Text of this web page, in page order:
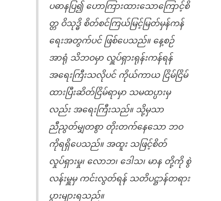
ပဓာနပြ၍ ဟောကြားထားသောကြောင့်စိ
တ္တ ဝိသုဒ္ဓိ စိတ်စင်ကြယ်မြင့်မြတ်မှန်ကန်
ရေးအတွက်ပင် ဖြစ်ပေသည်။ နေ့စဉ်
အာရုံ သိဘဝမှာ လှူပ်ရှားရုန်းကန်ရန်
အရေးကြီးသလိုပင် ကိုယ်ကာယ ငြိမ်ငြိမ်
ထားပြီးဆိတ်ငြိမ်ရာမှာ သမထပ္ပားမှ
လည်း အရေးကြီးသည်။ သို့မှသာ
ညီညွတ်မျှတစွာ တိုးတက်နေသော ဘဝ
ကိုရရှိပေသည်။ အထူး သဖြင့်စိတ်
လှုပ်ရှားမှု၊ လောဘ၊ ဒေါသ၊ မာန တို့ကို စွဲ
လန်းမှူမှ ကင်းလွတ်ရန် သတိပဋ္ဌာန်တရား
ပွားများရသည်။